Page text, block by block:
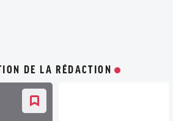
DE LA RÉDACTION